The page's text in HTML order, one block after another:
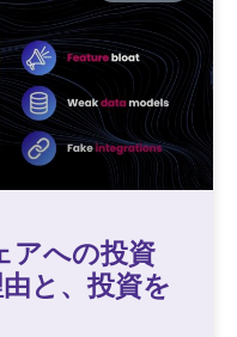
アへの投資
と、投資を